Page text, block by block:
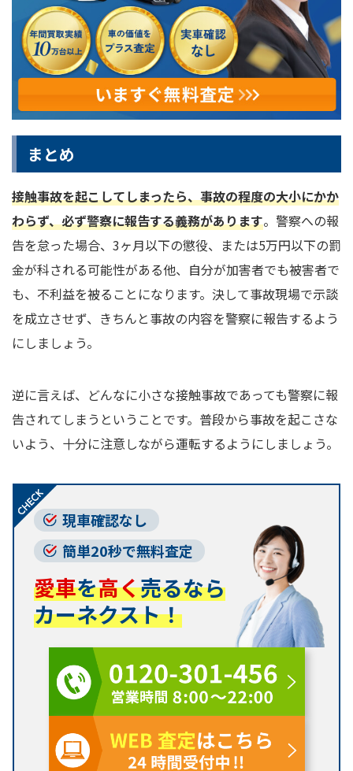
まとめ
接触事故を起こしてしまったら、事故の程度の大小にかか
わらず、必ず警察に報告する義務があります。警察への報
告を怠った場合、3ヶ月以下の懲役、または5万円以下の罰
金が科される可能性がある他、自分が加害者でも被害者で
も、不利益を被ることになります。決して事故現場で示談
を成立させず、きちんと事故の内容を警察に報告するよう
にしましょう。
逆に言えば、どんなに小さな接触事故であっても警察に報
告されてしまうということです。普段から事故を起こさな
いよう、十分に注意しながら運転するようにしましょう。
現車確認なし
簡単20秒で無料査定
愛車を高く売るなら
カーネクスト！